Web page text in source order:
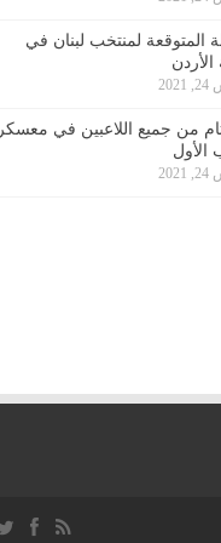
المتوقعة لمنتخب لبنان في
تام من جميع اللاعبين في معسكر
الأول